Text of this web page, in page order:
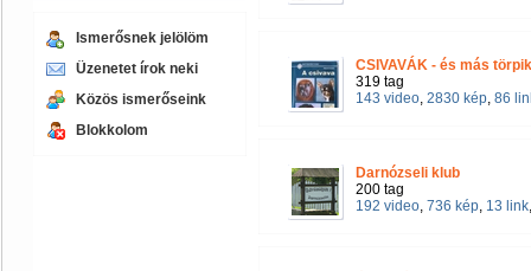
Ismerősnek jelölöm
Üzenetet írok neki
Közös ismerőseink
Blokkolom
CSIVAVÁK - és más
319 tag
143 video, 2830 kép, 86
Darnózseli klub
200 tag
192 video, 736 kép, 13 link